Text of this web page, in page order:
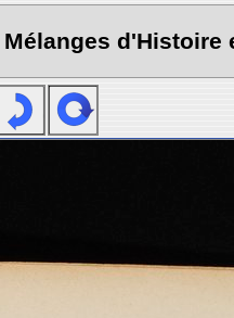
Mélanges d'Histoire